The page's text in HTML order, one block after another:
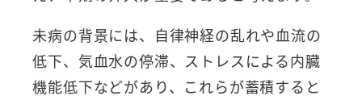
未病の背景には、自律神経の乱れや血流の
低下、気血水の停滞、ストレスによる内臓
機能低下などがあり、これらが蓄積すると